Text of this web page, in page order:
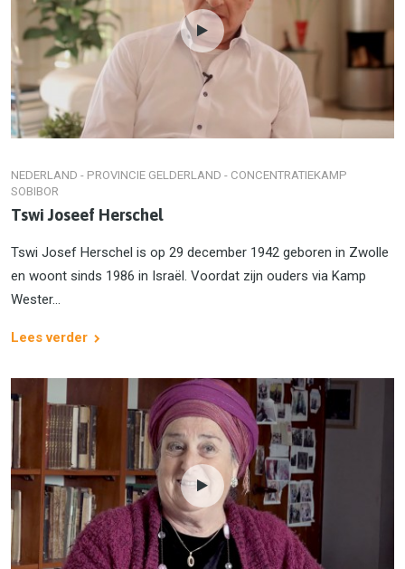
NEDERLAND - PROVINCIE GELDERLAND - CONCENTRATIEKAMP
SOBIBOR
Tswi Joseef Herschel
Tswi Josef Herschel is op 29 december 1942 geboren in Zwolle
en woont sinds 1986 in Israël. Voordat zijn ouders via Kamp
Wester...
Lees verder